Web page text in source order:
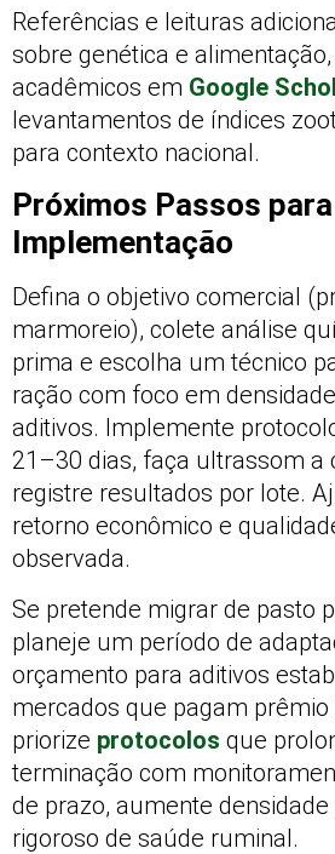
Referências e leituras
sobre genética e
acadêmicos em Google
levantamentos de índices
para contexto nacional.
Próximos Passos para
Implementação
Defina o objetivo comercial
marmoreio), colete análise
prima e escolha um técnico
ração com foco em
aditivos. Implemente
21–30 dias, faça ultrassom a
registre resultados por lote.
retorno econômico e
observada.
Se pretende migrar de pasto
planeje um período de
orçamento para aditivos
mercados que pagam
priorize protocolos que
terminação com
de prazo, aumente
rigoroso de saúde ruminal.